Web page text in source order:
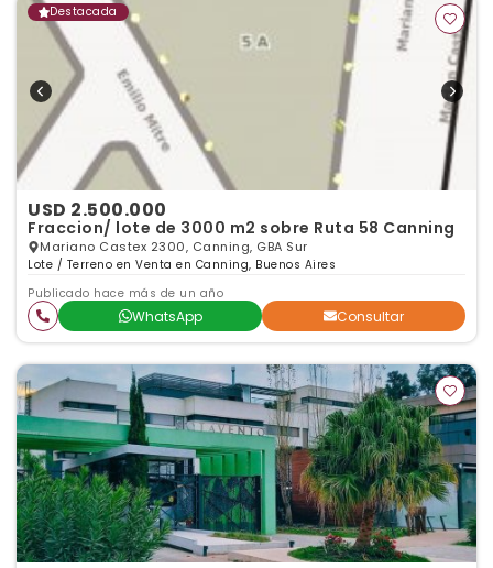
Destacada
USD 2.500.000
Fraccion/ lote de 3000 m2 sobre Ruta 58 Canning
Mariano Castex 2300, Canning, GBA Sur
Lote / Terreno en Venta en Canning, Buenos Aires
Publicado hace más de un año
WhatsApp Consultar